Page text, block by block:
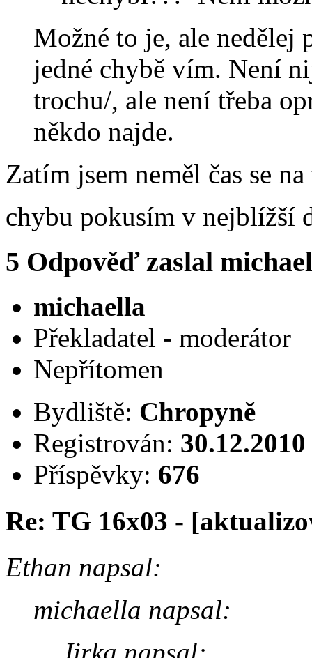
Možné to je, ale nedělej
jedné chybě vím. Není
trochu/, ale není třeba
někdo najde.
Zatím jsem neměl čas se
chybu pokusím v nejblížší
5 Odpověď zaslal
michaella
Překladatel - moderátor
Nepřítomen
Bydliště: Chropyně
Registrován: 30.12.2010
Příspěvky: 676
Re: TG 16x03 -
Ethan napsal:
michaella napsal:
Jirka napsal: